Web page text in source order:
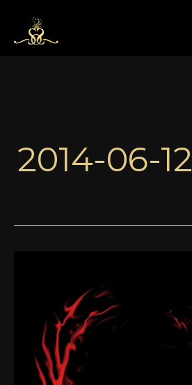
treści
2014-06-12
Fortis
Liquides
Imaginaires